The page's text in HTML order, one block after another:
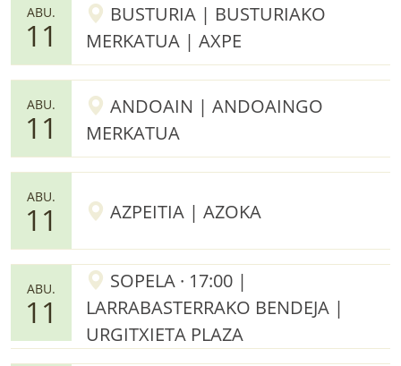
ABU.
11
BUSTURIA | BUSTURIAKO
MERKATUA | AXPE
ABU.
11
ANDOAIN | ANDOAINGO
MERKATUA
ABU.
11 AZPEITIA | AZOKA
ABU.
11
SOPELA · 17:00 |
LARRABASTERRAKO BENDEJA |
URGITXIETA PLAZA